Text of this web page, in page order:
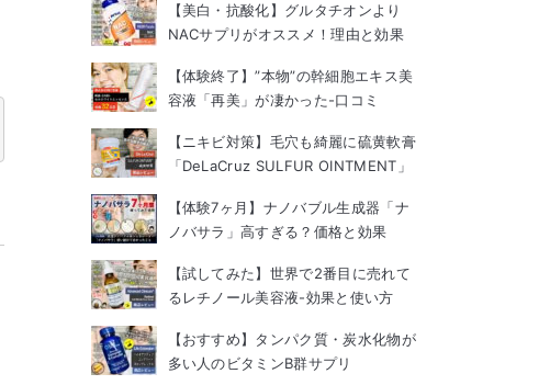
【美白・抗酸化】グルタチオンより
NACサプリがオススメ！理由と効果
【体験終了】”本物”の幹細胞エキス美
容液「再美」が凄かった-口コミ
【ニキビ対策】毛穴も綺麗に硫黄軟膏
「DeLaCruz SULFUR OINTMENT」
【体験7ヶ月】ナノバブル生成器「ナ
ノバサラ」高すぎる？価格と効果
【試してみた】世界で2番目に売れて
るレチノール美容液-効果と使い方
【おすすめ】タンパク質・炭水化物が
多い人のビタミンB群サプリ